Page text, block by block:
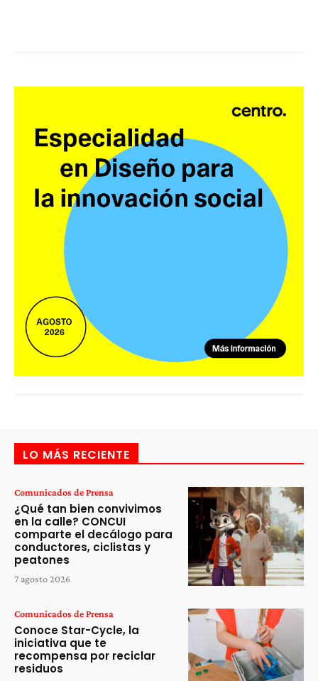
LO MÁS RECIENTE
Comunicados de Prensa
¿Qué tan bien convivimos
en la calle? CONCUI
comparte el decálogo para
conductores, ciclistas y
peatones
7 agosto 2026
Comunicados de Prensa
Conoce Star-Cycle, la
iniciativa que te
recompensa por reciclar
residuos